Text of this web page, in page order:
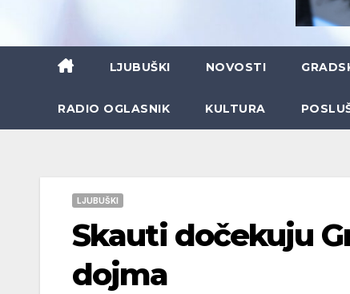
LJUBUŠKI NOVOSTI
RADIO OGLASNIK KULTURA
LJUBUŠKI
Skauti dočekuju
dojma